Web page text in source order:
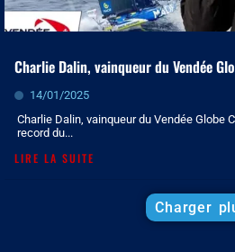
Charlie Dalin, vainqueur du Vendée
14/01/2025
Charlie Dalin, vainqueur du Vendée Globe
record du...
LIRE LA SUITE
Charger